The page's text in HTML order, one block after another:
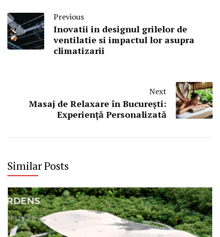
Previous
Inovatii in designul grilelor de
ventilatie si impactul lor asupra
climatizarii
Next
Masaj de Relaxare în București:
Experiență Personalizată
Similar Posts